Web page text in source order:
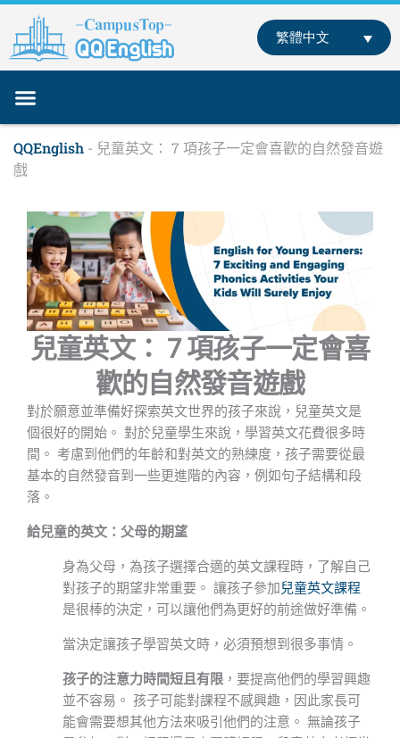
跳
主
要
繁體中文
QQEnglish - 兒童英文： 7 項孩子一定會喜歡的自然發音遊
戲
兒童英文： 7 項孩子一定會喜
歡的自然發音遊戲
對於願意並準備好探索英文世界的孩子來說，兒童英文是
個很好的開始。 對於兒童學生來說，學習英文花費很多時
間。 考慮到他們的年齡和對英文的熟練度，孩子需要從最
基本的自然發音到一些更進階的內容，例如句子結構和段
落。
給兒童的英文：父母的期望
身為父母，為孩子選擇合適的英文課程時，了解自己
對孩子的期望非常重要。 讓孩子參加兒童英文課程
是很棒的決定，可以讓他們為更好的前途做好準備。
當決定讓孩子學習英文時，必須預想到很多事情。
孩子的注意力時間短且有限 ，要提高他們的學習興趣
並不容易。 孩子可能對課程不感興趣，因此家長可
能會需要想其他方法來吸引他們的注意。 無論孩子